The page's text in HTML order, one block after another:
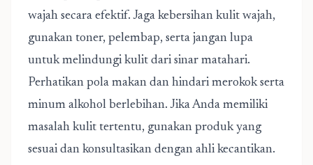
wajah secara efektif. Jaga kebersihan kulit wajah,
gunakan toner, pelembap, serta jangan lupa
untuk melindungi kulit dari sinar matahari.
Perhatikan pola makan dan hindari merokok serta
minum alkohol berlebihan. Jika Anda memiliki
masalah kulit tertentu, gunakan produk yang
sesuai dan konsultasikan dengan ahli kecantikan.